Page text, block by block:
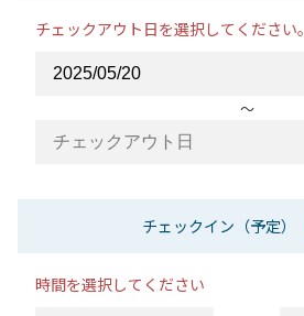
チェックアウト日を選択してください。
〜
チェックイン（予定）
時間を選択してください